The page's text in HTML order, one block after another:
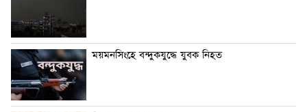
ময়মনসিংহে বন্দুকযুদ্ধে যুবক নিহত